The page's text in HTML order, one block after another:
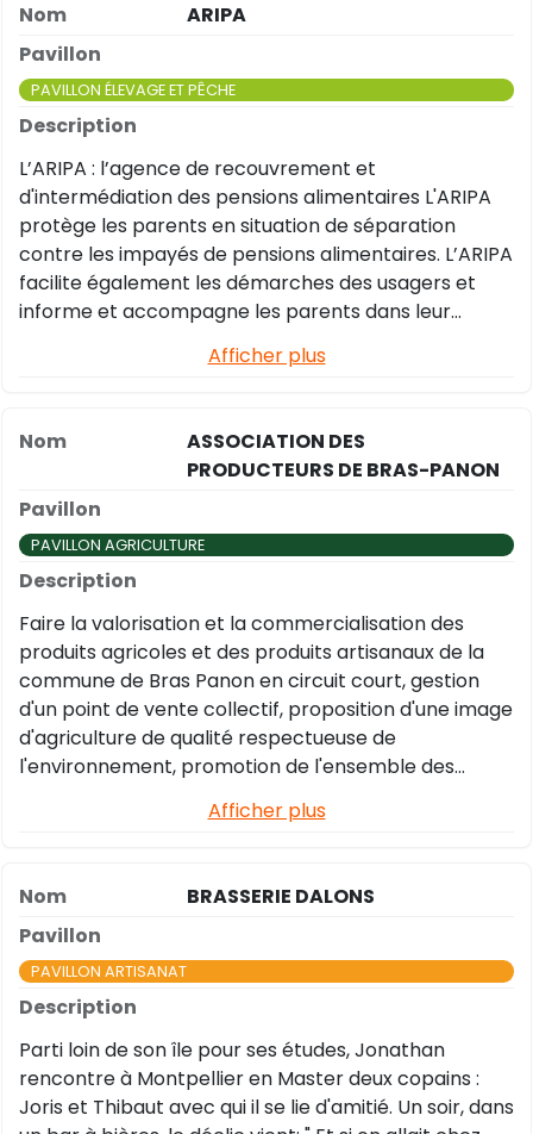
et du territoire. Et pour que son travail porte
vraiment ses fruits, l’ARIFEL met au service des
professionnels son bulletin d’information « Kosalafé ».
Kosalafé, permet de faire le point sur l’actualité
européenne et locale, les points de vigilance
phytosanitaires, les actions de l’association en cours,
….tout un ensemble d’informations qui vous est
destinée !
ARIPA
PAVILLON ÉLEVAGE ET PÊCHE
L’ARIPA : l’agence de recouvrement et
d'intermédiation des pensions alimentaires L'ARIPA
protège les parents en situation de séparation
contre les impayés de pensions alimentaires. L’ARIPA
facilite également les démarches des usagers et
informe et accompagne les parents dans leur
Afficher plus
ASSOCIATION DES
PRODUCTEURS DE BRAS-PANON
PAVILLON AGRICULTURE
Faire la valorisation et la commercialisation des
produits agricoles et des produits artisanaux de la
commune de Bras Panon en circuit court, gestion
d'un point de vente collectif, proposition d'une image
d'agriculture de qualité respectueuse de
l'environnement, promotion de l'ensemble des
création de liens entre l'association et les habitants,
produits, organisation d'actions de formation et des
visites pédagogiques au niveau local, national et
international
Afficher plus
BRASSERIE DALONS
PAVILLON ARTISANAT
Parti loin de son île pour ses études, Jonathan
rencontre à Montpellier en Master deux copains :
Joris et Thibaut avec qui il se lie d'amitié. Un soir, dans